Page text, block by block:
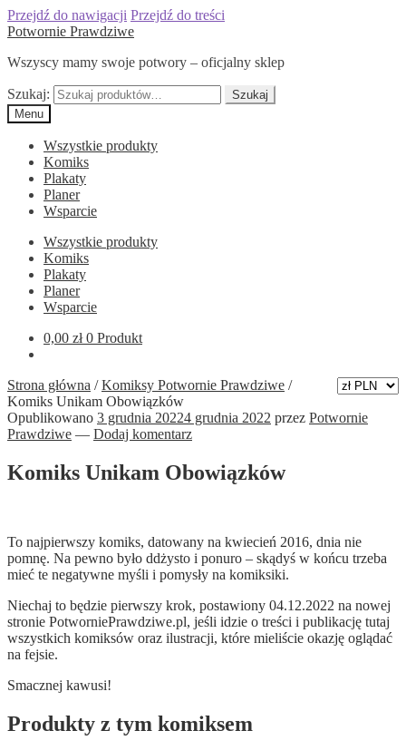
Przejdź do nawigacji Przejdź do treści
Potwornie Prawdziwe
Wszyscy mamy swoje potwory – oficjalny sklep
Szukaj:
Szukaj
Menu
Wszystkie produkty
Komiks
Plakaty
Planer
Wsparcie
Wszystkie produkty
Komiks
Plakaty
Planer
Wsparcie
0,00 zł 0 Produkt
Strona główna /Komiksy Potwornie Prawdziwe /
Komiks Unikam Obowiązków
Opublikowano 3 grudnia 20224 grudnia 2022 przez Potwornie
Prawdziwe — Dodaj komentarz
Komiks Unikam Obowiązków
To najpierwszy komiks, datowany na kwiecień 2016, dnia nie
pomnę. Na pewno było ddżysto i ponuro – skądyś w końcu trzeba
mieć te negatywne myśli i pomysły na komiksiki.
Niechaj to będzie pierwszy krok, postawiony 04.12.2022 na nowej
stronie PotworniePrawdziwe.pl, jeśli idzie o treści i publikację tutaj
wszystkich komiksów oraz ilustracji, które mieliście okazję oglądać
na fejsie.
Smacznej kawusi!
Produkty z tym komiksem